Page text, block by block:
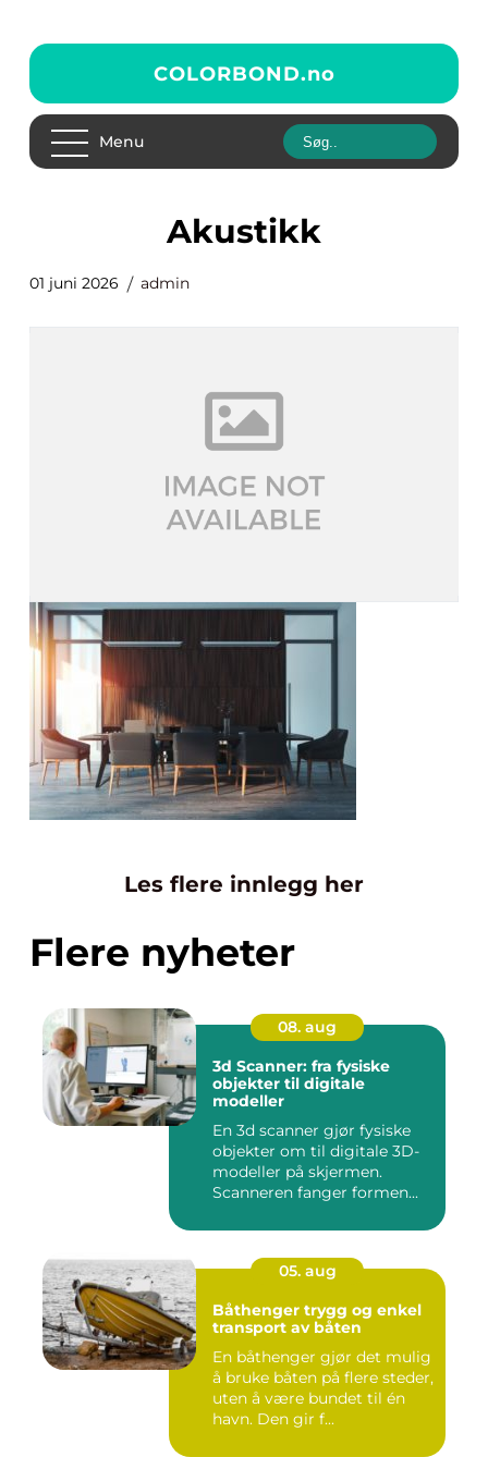
COLORBOND.no
Menu
akustikk
01 juni 2026 admin
Les flere innlegg her
Flere nyheter
08. aug
3d Scanner: fra fysiske
objekter til digitale
modeller
En 3d scanner gjør fysiske
objekter om til digitale 3D-
modeller på skjermen.
Scanneren fanger formen...
05. aug
Båthenger trygg og enkel
transport av båten
En båthenger gjør det mulig
å bruke båten på flere steder,
uten å være bundet til én
havn. Den gir f...